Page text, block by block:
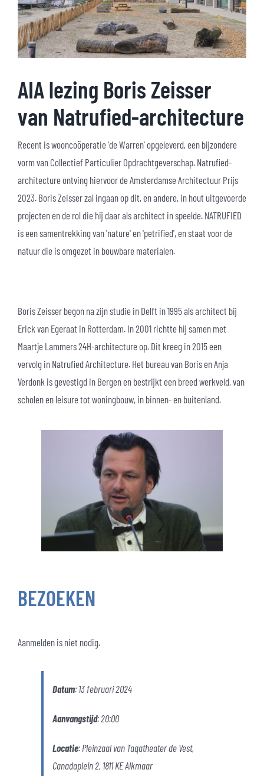
AIA lezing Boris Zeisser
van Natrufied-architecture
Recent is wooncoöperatie 'de Warren' opgeleverd, een bijzondere
vorm van Collectief Particulier Opdrachtgeverschap. Natrufied-
architecture ontving hiervoor de Amsterdamse Architectuur Prijs
2023. Boris Zeisser zal ingaan op dit, en andere, in hout uitgevoerde
projecten en de rol die hij daar als architect in speelde. NATRUFIED
is een samentrekking van 'nature' en 'petrified', en staat voor de
natuur die is omgezet in bouwbare materialen.
Boris Zeisser begon na zijn studie in Delft in 1995 als architect bij
Erick van Egeraat in Rotterdam. In 2001 richtte hij samen met
Maartje Lammers 24H-architecture op. Dit kreeg in 2015 een
vervolg in Natrufied Architecture. Het bureau van Boris en Anja
Verdonk is gevestigd in Bergen en bestrijkt een breed werkveld, van
scholen en leisure tot woningbouw, in binnen- en buitenland.
BEZOEKEN
Aanmelden is niet nodig.
Datum: 13 februari 2024
Aanvangstijd: 20:00
Locatie: Pleinzaal van Taqatheater de Vest,
Canadaplein 2, 1811 KE Alkmaar